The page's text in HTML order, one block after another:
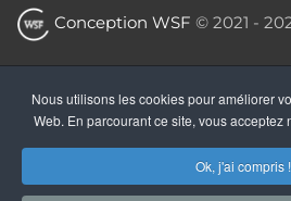
Conception WSF © 2021 -
VENTE EN LIGNE DE TEXTES DE
TELECHARGEMENT IMMÉDIAT
SÉCURISÉ.
TVA non applicable, article 293 B
impôts
Nous utilisons les cookies pour améliorer
Web. En parcourant ce site, vous acceptez
Ok, j'ai compris !